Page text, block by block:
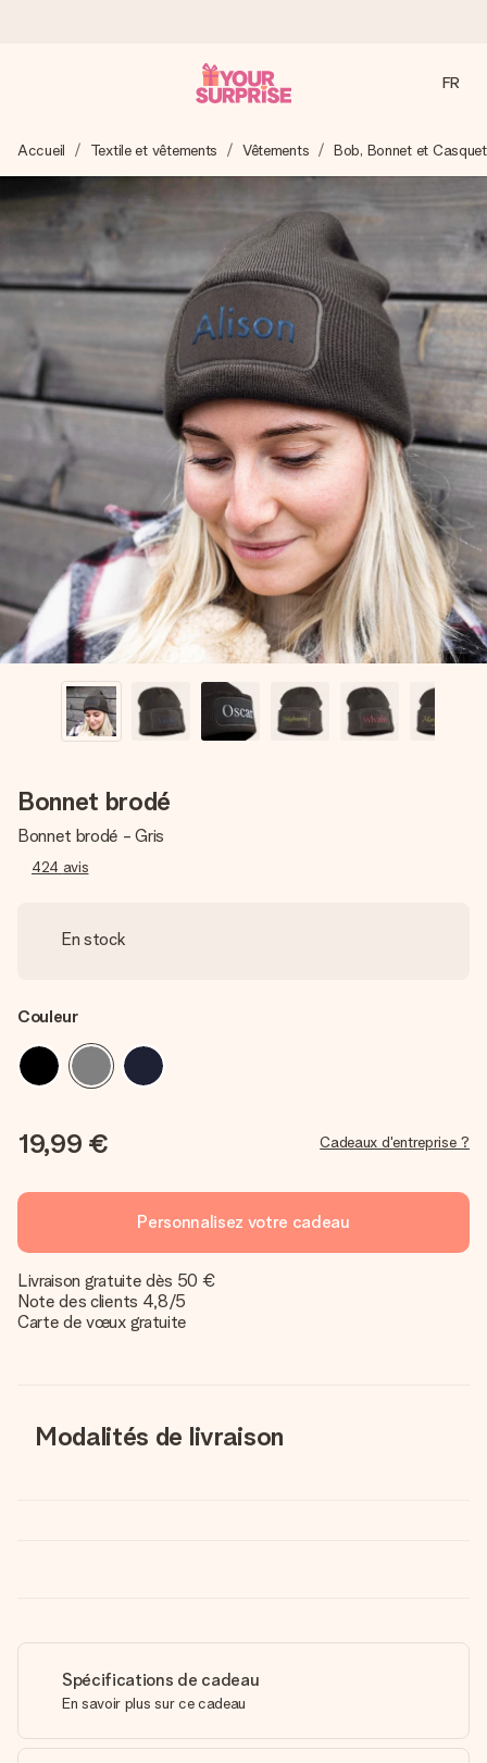
Nous préparons votre cadeau avec attention et l’envoyons
en un éclair – pour que vous puissiez l’offrir au bon moment,
quand cela compte le plus.
4,9 (sur la base de +15 000 avis)
Nos cadeaux sont appréciés. Les clients nous attribuent
une note de 4,9 sur Google Reviews (total de tous les
pays où nous sommes présents).
Carte de vœux gratuite
Créez quelque chose d’unique en quelques étapes – avec
son prénom, votre photo ou un message qui touche le cœur.
Sans complications, juste tout l’amour pour le moment idéal.
FR
Accueil Textile et vêtements Vêtements Bob, Bonnet et
Bonnet brodé
Bonnet brodé - Gris
424 avis
En stock
Couleur
19,99 € Cadeaux d'entreprise ?
Personnalisez votre cadeau
Livraison gratuite dès 50 €
Note des clients 4,8/5
Carte de vœux gratuite
Modalités de livraison
Spécifications de cadeau
En savoir plus sur ce cadeau